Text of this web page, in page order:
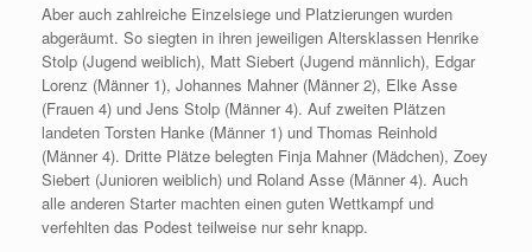
Aber auch zahlreiche Einzelsiege und Platzierungen wurden
abgeräumt. So siegten in ihren jeweiligen Altersklassen Henrike
Stolp (Jugend weiblich), Matt Siebert (Jugend männlich), Edgar
Lorenz (Männer 1), Johannes Mahner (Männer 2), Elke Asse
(Frauen 4) und Jens Stolp (Männer 4). Auf zweiten Plätzen
landeten Torsten Hanke (Männer 1) und Thomas Reinhold
(Männer 4). Dritte Plätze belegten Finja Mahner (Mädchen), Zoey
Siebert (Junioren weiblich) und Roland Asse (Männer 4). Auch
alle anderen Starter machten einen guten Wettkampf und
verfehlten das Podest teilweise nur sehr knapp.